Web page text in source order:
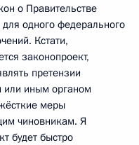
о Правительстве
одного федерального
Кстати,
законопроект,
претензии
или иным органом
меры
чиновникам. Я
будет быстро